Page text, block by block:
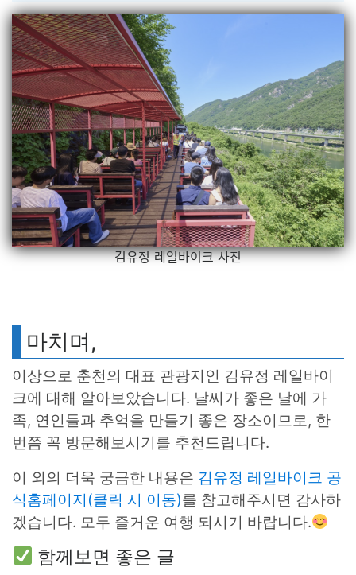
김유정 레일바이크 사진
마치며,
이상으로 춘천의 대표 관광지인 김유정 레일바이
크에 대해 알아보았습니다. 날씨가 좋은 날에 가
족, 연인들과 추억을 만들기 좋은 장소이므로, 한
번쯤 꼭 방문해보시기를 추천드립니다.
이 외의 더욱 궁금한 내용은 김유정 레일바이크 공
식홈페이지(클릭 시 이동)를 참고해주시면 감사하
겠습니다. 모두 즐거운 여행 되시기 바랍니다.
함께보면 좋은 글